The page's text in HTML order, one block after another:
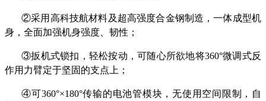
②采用高科技航材料及超高强度合金钢制造，一体成型机
身，全面加强机身强度、韧性；
③扳机式锁扣，轻松按动，可随心所欲地将360°微调式反
作用力臂定于坚固的支点上；
④可360°×180°传输的电池管模块，无使用空间限制，自